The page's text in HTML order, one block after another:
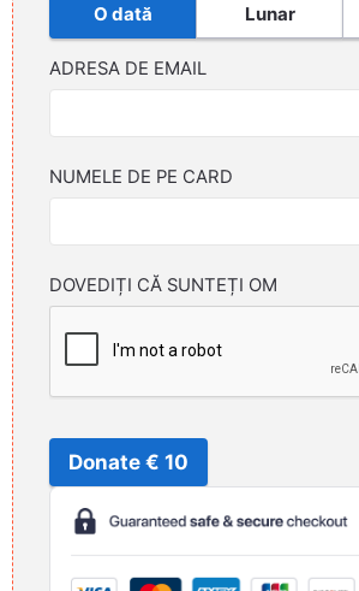
O dată Lunar
ADRESA DE EMAIL
NUMELE DE PE CARD
DOVEDIȚI CĂ SUNTEȚI OM
Donate € 10